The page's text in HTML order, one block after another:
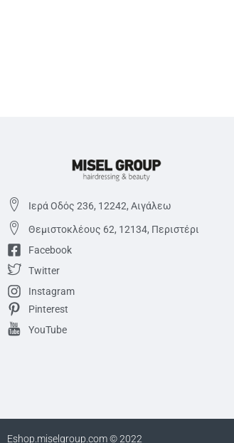
Ιερά Οδός 236, 12242, Αιγάλεω
Θεμιστoκλέους 62, 12134, Περιστέρι
Facebook
Twitter
Instagram
Pinterest
YouTube
Eshop.miselgroup.com © 2022